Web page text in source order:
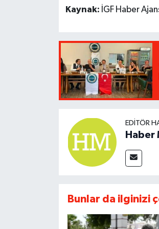
Kaynak: İGF Haber
EDITÖR
Haber
Bunlar da ilginizi